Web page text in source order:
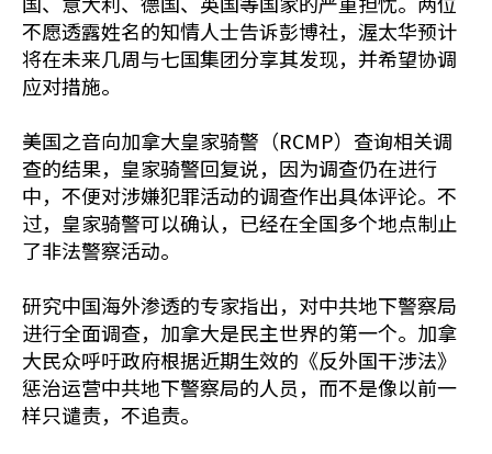
不愿透露姓名的知情人士告诉彭博社，渥太华预计
将在未来几周与七国集团分享其发现，并希望协调
应对措施。
美国之音向加拿大皇家骑警（RCMP）查询相关调
查的结果，皇家骑警回复说，因为调查仍在进行
中，不便对涉嫌犯罪活动的调查作出具体评论。不
过，皇家骑警可以确认，已经在全国多个地点制止
了非法警察活动。
研究中国海外渗透的专家指出，对中共地下警察局
进行全面调查，加拿大是民主世界的第一个。加拿
大民众呼吁政府根据近期生效的《反外国干涉法》
惩治运营中共地下警察局的人员，而不是像以前一
样只谴责，不追责。